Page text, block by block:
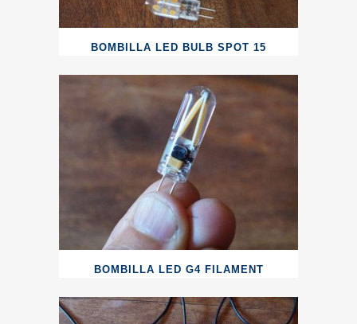
BOMBILLA LED BULB SPOT 15
BOMBILLA LED G4 FILAMENT